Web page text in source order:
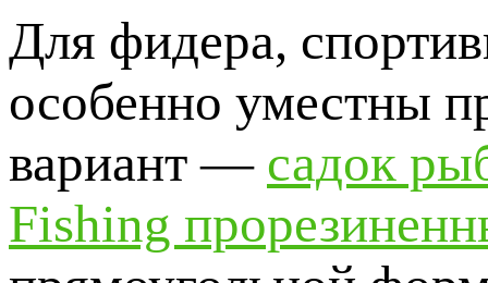
Для фидера,
особенно уместны
вариант — садок
Fishing